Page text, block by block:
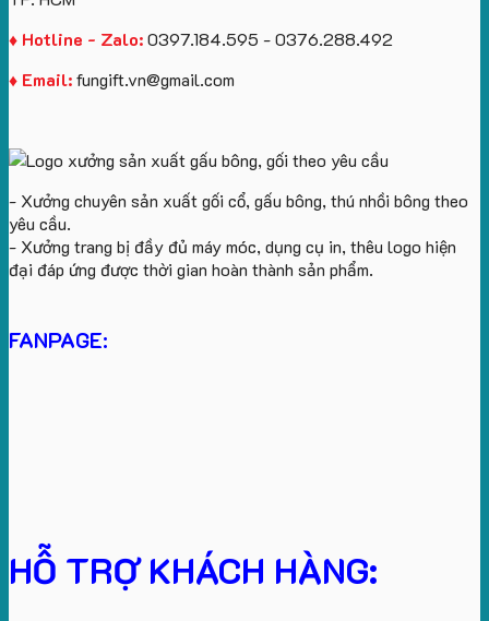
♦ Hotline - Zalo:0397.184.595 - 0376.288.492
♦ Email:fungift.vn@gmail.com
- Xưởng chuyên sản xuất gối cổ, gấu bông, thú nhồi bông theo
yêu cầu.
- Xưởng trang bị đầy đủ máy móc, dụng cụ in, thêu logo hiện
đại đáp ứng được thời gian hoàn thành sản phẩm.
FANPAGE:
HỖ TRỢ KHÁCH HÀNG: